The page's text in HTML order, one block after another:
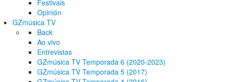
Festivais
Opinión
GZmúsica TV
Back
Ao vivo
Entrevistas
GZmúsica TV Temporada 6 (2020-2023)
GZmúsica TV Temporada 5 (2017)